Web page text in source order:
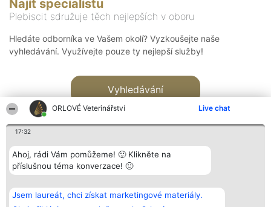
ORLOVÉ Veterinářství Live chat
17:32
Ahoj, rádi Vám pomůžeme! 🙂 Klikněte na
příslušnou téma konverzace! 🙂
Jsem laureát, chci získat marketingové materiály.
Najít specialistu
Plebiscit sdružuje těch nejlepších v oboru
Hledáte odborníka ve Vašem okolí? Vyzkoušejte naše
vyhledávání. Využívejte pouze ty nejlepší služby!
Vyhledávání
Bright Side Solutions sp. z o.
o. sp. k.
ul. Ruska 22
Vítězové
Seznam všech
laureátů
Kontakt